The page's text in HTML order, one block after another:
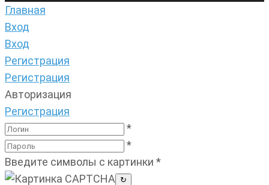
Главная
Вход
Вход
Регистрация
Регистрация
Авторизация
Регистрация
*
*
Введите символы с картинки *
↻